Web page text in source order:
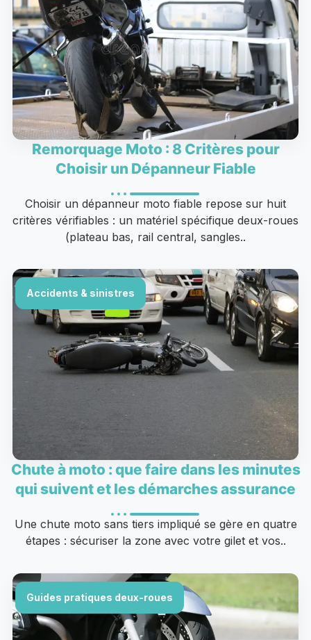
Remorquage Moto : 8 Critères pour
Choisir un Dépanneur Fiable
Choisir un dépanneur moto fiable repose sur huit
critères vérifiables : un matériel spécifique deux-roues
(plateau bas, rail central, sangles..
Accidents & sinistres
Chute à moto : que faire dans les minutes
qui suivent et les démarches assurance
Une chute moto sans tiers impliqué se gère en quatre
étapes : sécuriser la zone avec votre gilet et vos..
Guides pratiques deux-roues